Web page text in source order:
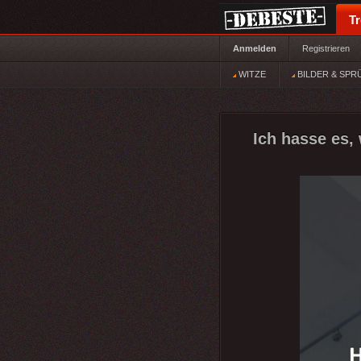
Anmelden Registrieren
WITZE BILDER &
Ich hasse es,